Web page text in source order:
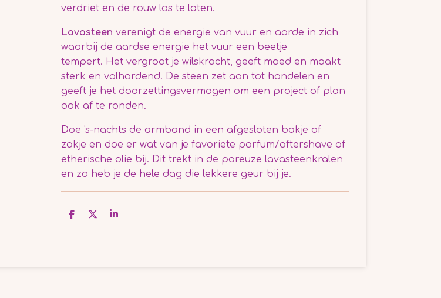
verdriet en de rouw los te laten.
Lavasteen verenigt de energie van vuur en aarde in zich
waarbij de aardse energie het vuur een beetje
tempert. Het vergroot je wilskracht, geeft moed en maakt
sterk en volhardend. De steen zet aan tot handelen en
geeft je het doorzettingsvermogen om een project of plan
ook af te ronden.
Doe 's-nachts de armband in een afgesloten bakje of
zakje en doe er wat van je favoriete parfum/aftershave of
etherische olie bij. Dit trekt in de poreuze lavasteenkralen
en zo heb je de hele dag die lekkere geur bij je.
D
D
S